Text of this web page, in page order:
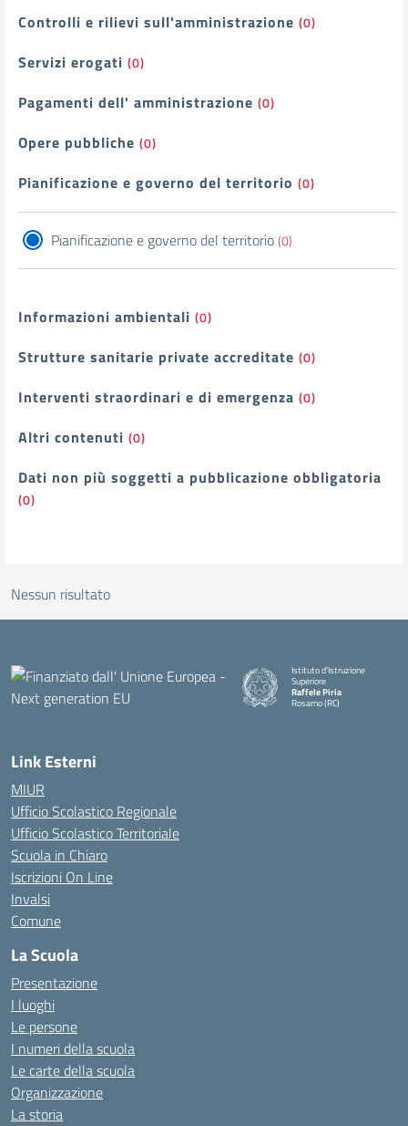
Controlli e rilievi sull'amministrazione (0)
Servizi erogati (0)
Pagamenti dell' amministrazione (0)
Opere pubbliche (0)
Pianificazione e governo del territorio (0)
Pianificazione e governo del territorio(0)
Informazioni ambientali (0)
Strutture sanitarie private accreditate (0)
Interventi straordinari e di emergenza (0)
Altri contenuti (0)
Dati non più soggetti a pubblicazione obbligatoria
(0)
Nessun risultato
Istituto d'Istruzione
Superiore
Raffele Piria
Rosarno (RC)
Link Esterni
MIUR
Ufficio Scolastico Regionale
Ufficio Scolastico Territoriale
Scuola in Chiaro
Iscrizioni On Line
Invalsi
Comune
La Scuola
Presentazione
I luoghi
Le persone
I numeri della scuola
Le carte della scuola
Organizzazione
La storia